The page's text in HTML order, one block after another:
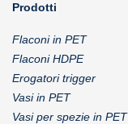
Prodotti
Flaconi in PET
Flaconi HDPE
Erogatori trigger
Vasi in PET
Vasi per spezie in PET